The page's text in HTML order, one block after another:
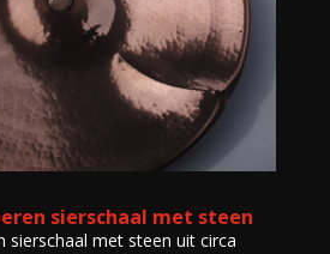
sierschaal met steen
sierschaal met steen uit circa